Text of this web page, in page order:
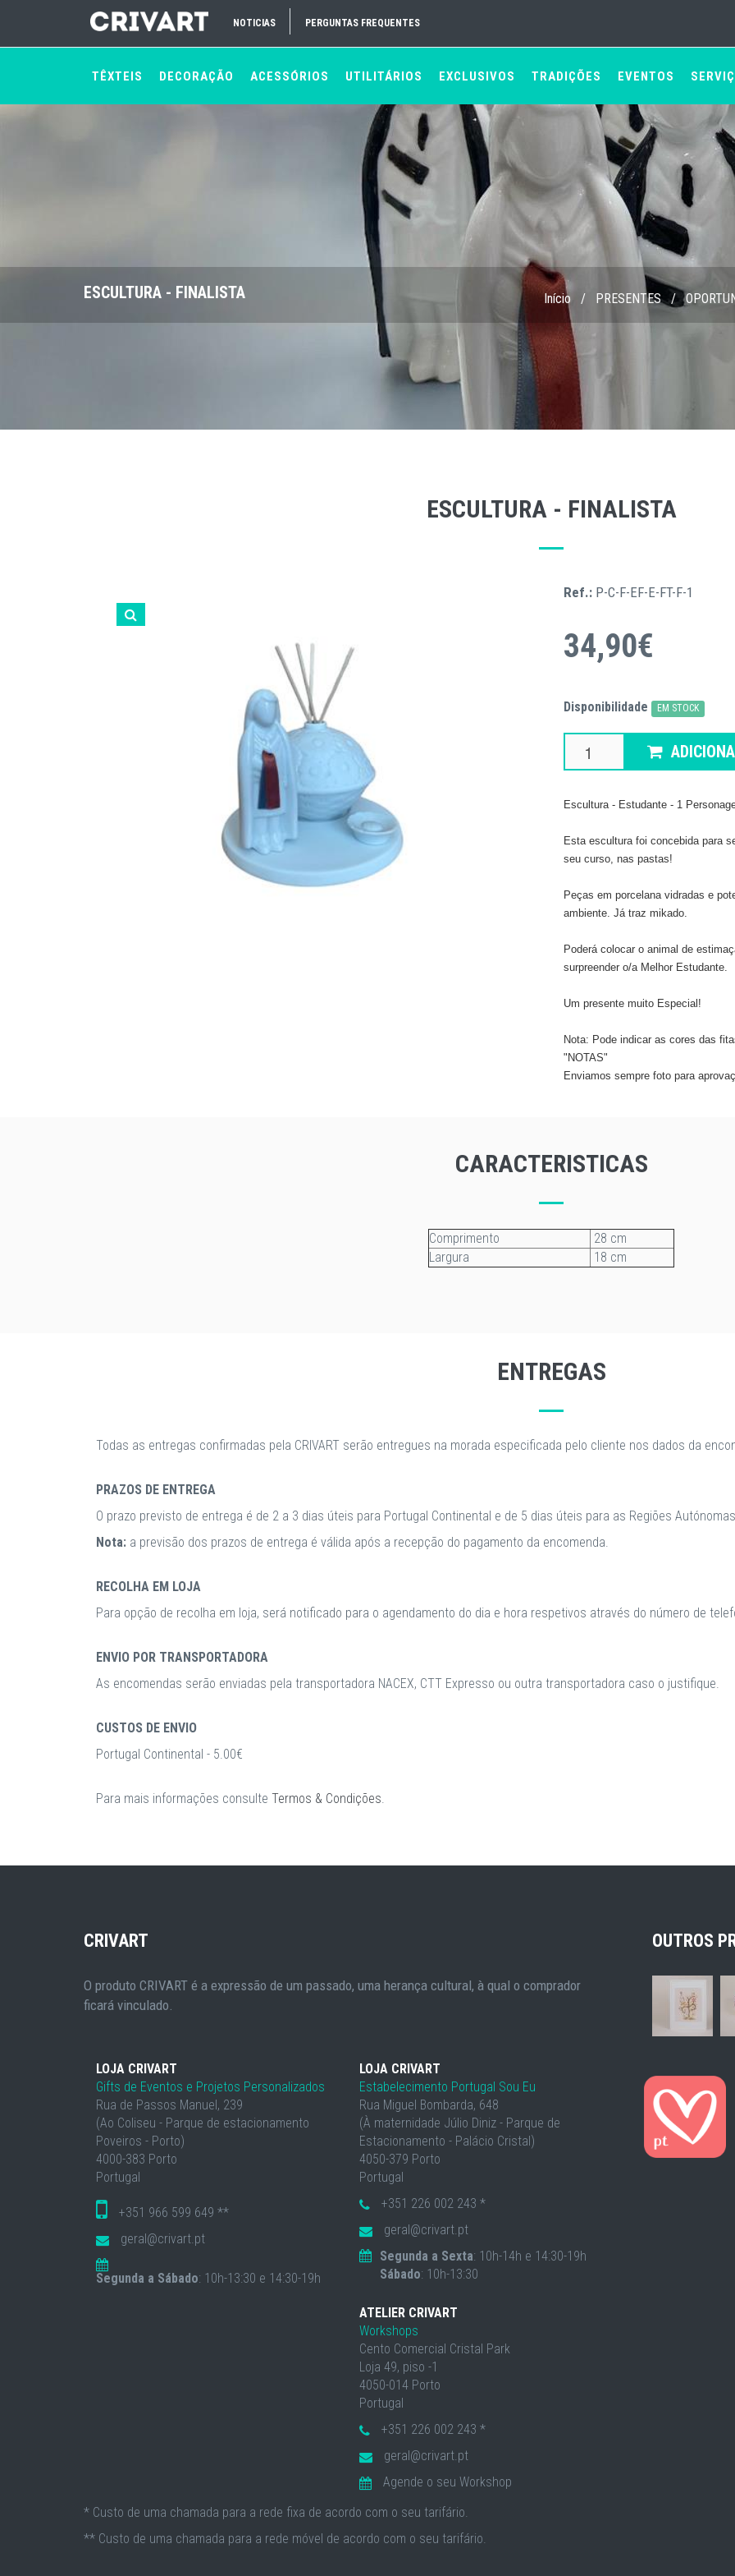
NOTICIAS PERGUNTAS FREQUENTES
TÊXTEIS DECORAÇÃO ACESSÓRIOS UTILITÁRIOS EXCLUSIVOS TRADIÇÕES EVENTOS
ESCULTURA - FINALISTA Início / PRESENTES /
ESCULTURA - FINALISTA
Ref.: P-C-F-EF-E-FT-F-1
34,90€
Disponibilidade EM STOCK
Escultura - Estudante - 1
Esta escultura foi concebida para
seu curso, nas pastas!
Peças em porcelana vidradas e
ambiente. Já traz mikado.
Poderá colocar o animal de
surpreender o/a Melhor Estudante.
​Um presente muito Especial!
Nota: Pode indicar as cores das
"NOTAS"
Enviamos sempre foto para
CARACTERISTICAS
Comprimento
28 cm
Largura
18 cm
ENTREGAS
Todas as entregas confirmadas pela CRIVART serão entregues na morada especificada pelo cliente nos dados da
PRAZOS DE ENTREGA
O prazo previsto de entrega é de 2 a 3 dias úteis para Portugal Continental e de 5 dias úteis para as Regiões
Nota: a previsão dos prazos de entrega é válida após a recepção do pagamento da encomenda.
RECOLHA EM LOJA
Para opção de recolha em loja, será notificado para o agendamento do dia e hora respetivos através do número de
ENVIO POR TRANSPORTADORA
As encomendas serão enviadas pela transportadora NACEX, CTT Expresso ou outra transportadora caso o justifique.
CUSTOS DE ENVIO
Portugal Continental - 5.00€
Para mais informações consulte Termos & Condições.
CRIVART
O produto CRIVART é a expressão de um passado, uma herança cultural, à qual o comprador
ficará vinculado.
LOJA CRIVART
Gifts de Eventos e Projetos Personalizados
Rua de Passos Manuel, 239
(Ao Coliseu - Parque de estacionamento
Poveiros - Porto)
4000-383 Porto
Portugal
+351 966 599 649 **
geral@crivart.pt
Segunda a Sábado: 10h-13:30 e 14:30-19h
LOJA CRIVART
Estabelecimento Portugal Sou Eu
Rua Miguel Bombarda, 648
(À maternidade Júlio Diniz - Parque de
Estacionamento - Palácio Cristal)
4050-379 Porto
Portugal
+351 226 002 243 *
geral@crivart.pt
Segunda a Sexta: 10h-14h e 14:30-19h
Sábado: 10h-13:30
ATELIER CRIVART
Workshops
Cento Comercial Cristal Park
Loja 49, piso -1
4050-014 Porto
Portugal
+351 226 002 243 *
geral@crivart.pt
Agende o seu Workshop
OUTROS
* Custo de uma chamada para a rede fixa de acordo com o seu tarifário.
** Custo de uma chamada para a rede móvel de acordo com o seu tarifário.